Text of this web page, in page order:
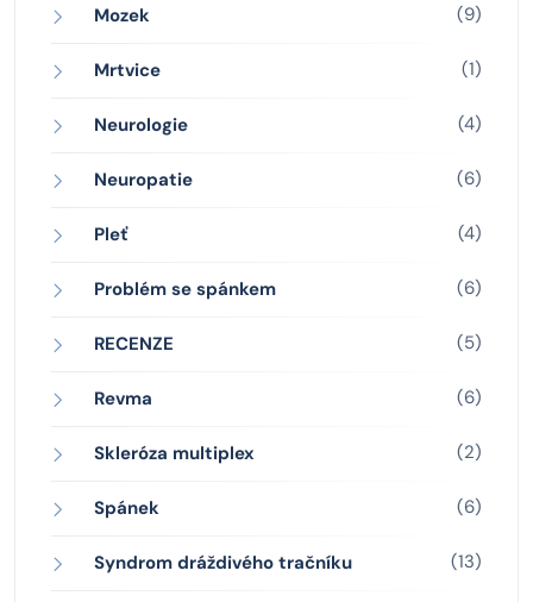
Mozek (9)
Mrtvice (1)
Neurologie (4)
Neuropatie (6)
Pleť (4)
Problém se spánkem (6)
RECENZE (5)
Revma (6)
Skleróza multiplex (2)
Spánek (6)
Syndrom dráždivého tračníku (13)